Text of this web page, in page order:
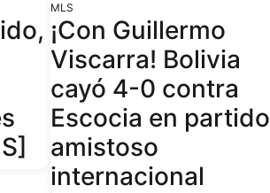
MLS
¡Con Guillermo
Viscarra! Bolivia
cayó 4-0 contra
Escocia en partido
amistoso
internacional